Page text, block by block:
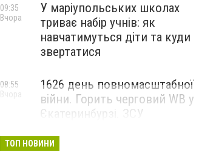
У маріупольських школах
триває набір учнів: як
навчатимуться діти та куди
звертатися
09:35
Вчора
1626 день повномасштабної
війни. Горить черговий WB у
Єкатеринбурзі. ЗСУ
Маріуполі
08:55
Вчора
ТОП НОВИНИ